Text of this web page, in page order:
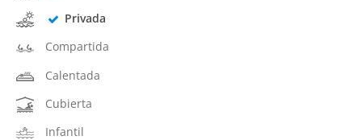
Privada
Compartida
Calentada
Cubierta
Infantil